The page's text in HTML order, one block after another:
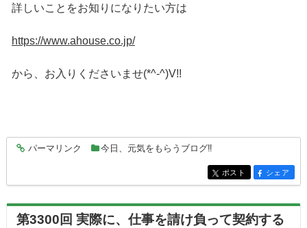
詳しいことをお知りになりたい方は
https://www.ahouse.co.jp/
から、お入りくださいませ(*^-^)V!!
entry9140
パーマリンク 今日、元気をもらうブログ‼
entry9140
ポスト entry9140
シェア
第3300回 実際に、仕事を請け負って契約する